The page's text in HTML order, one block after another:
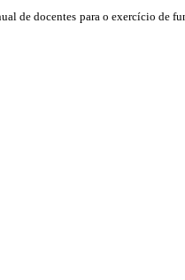
de docentes para o exercício de